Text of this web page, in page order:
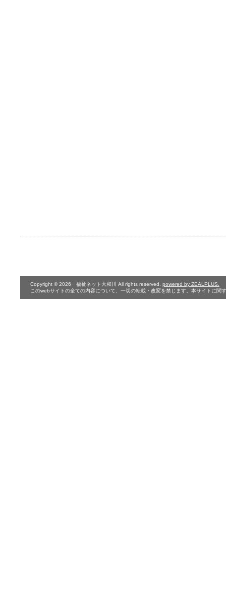
Copyright © 2026 福祉ネット大和川 All rights reserved. powered by ZEALPLUS.
このwebサイトの全ての内容について、一切の転載・改変を禁じます。本サイトに関